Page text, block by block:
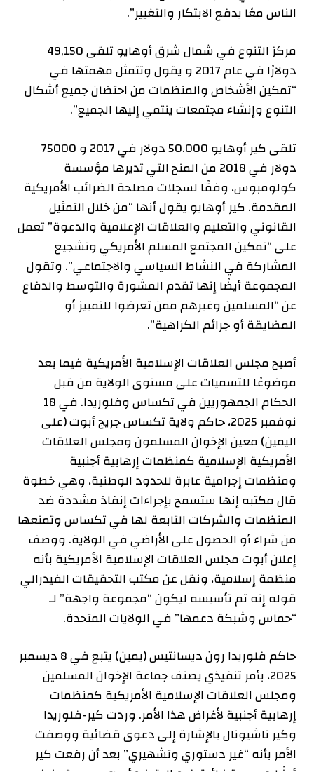
الناس معًا يدفع الابتكار والتغيير”.
مركز التنوع في شمال شرق أوهايوتلقى49,150
دولارًا في عام 2017 و
يقولوتتمثل مهمتها في
“تمكين الأشخاص والمنظمات من احتضان جميع أشكال
التنوع وإنشاء مجتمعات ينتمي إليها الجميع”.
تلقى كير أوهايو50.000 دولار في 2017و75000
دولار في2018من المنح التي تديرها مؤسسة
كولومبوس، وفقًا لسجلات مصلحة الضرائب الأمريكية
المقدمة. كير أوهايويقولأنها “من خلال التمثيل
القانوني والتعليم والعلاقات الإعلامية والدعوة” تعمل
على “تمكين المجتمع المسلم الأمريكي وتشجيع
المشاركة في النشاط السياسي والاجتماعي”. وتقول
المجموعة أيضًا إنها تقدم المشورة والتوسط والدفاع
عن “المسلمين وغيرهم ممن تعرضوا للتمييز أو
المضايقة أو جرائم الكراهية”.
أصبح مجلس العلاقات الإسلامية الأمريكية فيما بعد
موضوعًا للتسميات على مستوى الولاية من قبل
الحكام الجمهوريين في تكساس وفلوريدا. في 18
نوفمبر 2025، حاكم ولاية تكساس جريج أبوت (على
اليمين)معينالإخوان المسلمون ومجلس العلاقات
الأمريكية الإسلامية كمنظمات إرهابية أجنبية
ومنظمات إجرامية عابرة للحدود الوطنية، وهي خطوة
قال مكتبه إنها ستسمح بإجراءات إنفاذ مشددة ضد
المنظمات والشركات التابعة لها في تكساس وتمنعها
من شراء أو الحصول على الأراضي في الولاية. ووصف
إعلان أبوت مجلس العلاقات الإسلامية الأمريكية بأنه
منظمة إسلامية، ونقل عن مكتب التحقيقات الفيدرالي
قوله إنه تم تأسيسه ليكون “مجموعة واجهة” لـ
“حماس وشبكة دعمها” في الولايات المتحدة.
حاكم فلوريدا رون ديسانتيس (يمين)يتبع
في 8 ديسمبر
2025، بأمر تنفيذي يصنف جماعة الإخوان المسلمين
ومجلس العلاقات الإسلامية الأمريكية كمنظمات
إرهابية أجنبية لأغراض هذا الأمر. وردت كير-فلوريدا
وكير ناشيونال بالإشارة إلى دعوى قضائية ووصفت
الأمر بأنه “غير دستوري وتشهيري” بعد أن رفعت كير